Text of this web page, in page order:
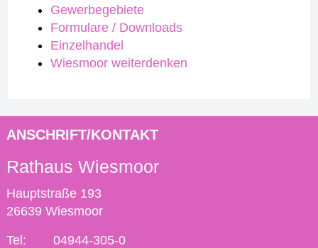
Gewerbegebiete
Formulare / Downloads
Einzelhandel
Wiesmoor weiterdenken
ANSCHRIFT/KONTAKT
Rathaus Wiesmoor
Hauptstraße 193
26639 Wiesmoor
Tel: 04944-305-0